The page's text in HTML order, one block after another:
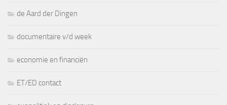
de Aard der Dingen
documentaire v/d week
economie en financiën
ET/ED contact